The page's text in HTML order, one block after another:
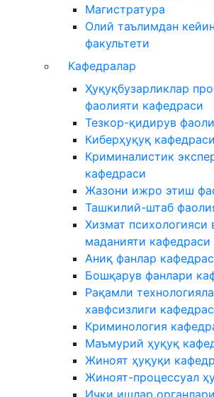
Магистратура
Олий таълимдан
факультети
Кафедралар
Ҳуқуқбузарликлар
фаолияти кафедраси
Тезкор-қидирув
Киберҳуқуқ кафедраси
Криминалистик
кафедраси
Жазони ижро этиш
Ташкилий-штаб
Хизмат психологияси
маданияти кафедраси
Аниқ фанлар
Бошқарув фанлари
Рақамли
хавфсизлиги
Криминология
Маъмурий ҳуқуқ
Жиноят ҳуқуқи
Жиноят-процессуал
Ички ишлар